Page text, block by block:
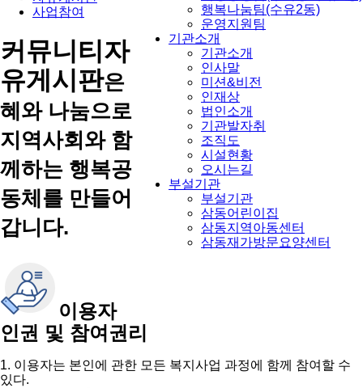
행복나눔팀(수유2동)
운영지원팀
기관소개
기관소개
인사말
미션&비전
인재상
법인소개
기관발자취
조직도
시설현황
오시는길
부설기관
부설기관
삼동어린이집
삼동지역아동센터
삼동재가방문요양센터
사업참여
커뮤니티자
유게시판은
혜와 나눔으로
지역사회와 함
께하는 행복공
동체를 만들어
갑니다.
이용자
인권 및 참여권리
1. 이용자는 본인에 관한 모든 복지사업 과정에 함께 참여할 수
있다.